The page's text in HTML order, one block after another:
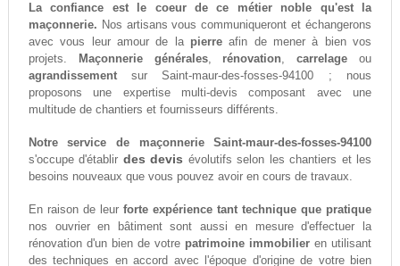
La confiance est le coeur de ce métier noble qu'est la
maçonnerie. Nos artisans vous communiqueront et échangerons
avec vous leur amour de la pierre afin de mener à bien vos
projets.
Maçonnerie générales, rénovation,carrelage ou
agrandissementsur Saint-maur-des-fosses-94100 ; nous
proposons une expertise multi-devis composant avec une
multitude de chantiers et fournisseurs différents.
Notre service de maçonnerie Saint-maur-des-fosses-94100
s'occupe d'établir des devis évolutifs selon les chantiers et les
besoins nouveaux que vous pouvez avoir en cours de travaux.
En raison de leur forte expérience tant technique que pratique
nos ouvrier en bâtiment sont aussi en mesure d'effectuer la
rénovation d'un bien de votre patrimoine immobilier en utilisant
des techniques en accord avec l'époque d'origine de votre bien